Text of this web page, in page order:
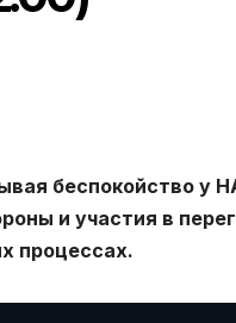
беспокойство у
и участия в
процессах.